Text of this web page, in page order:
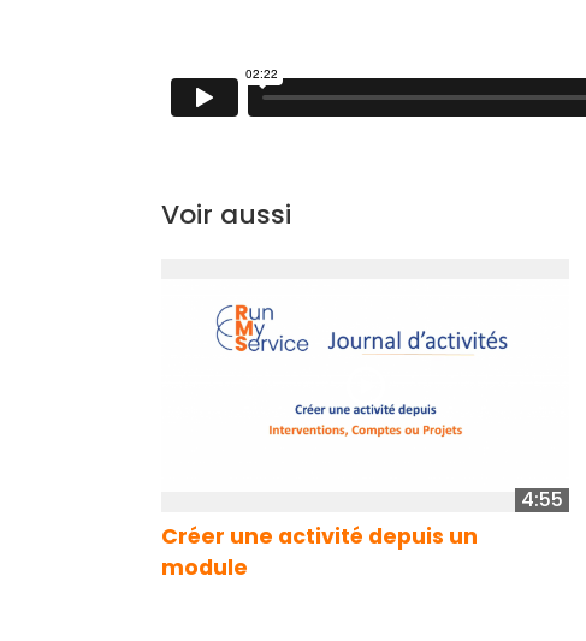
Voir aussi
4:55
Créer une activité depuis un
module